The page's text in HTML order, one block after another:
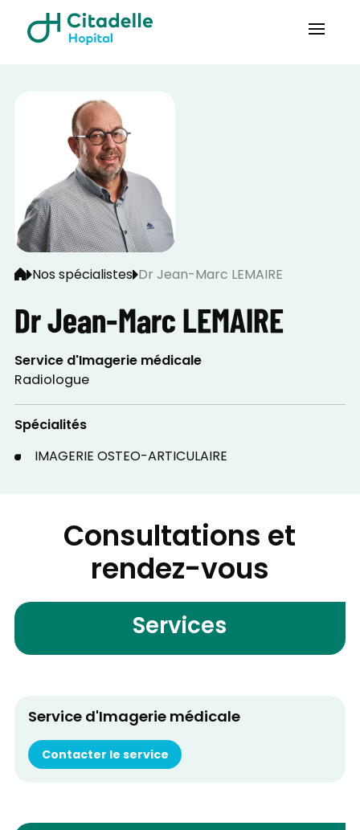
Nos spécialistes Dr Jean-Marc LEMAIRE
Dr Jean-Marc LEMAIRE
Service d'Imagerie médicale
Radiologue
Spécialités
IMAGERIE OSTEO-ARTICULAIRE
Consultations et
rendez-vous
Services
Service d'Imagerie médicale
Contacter le service